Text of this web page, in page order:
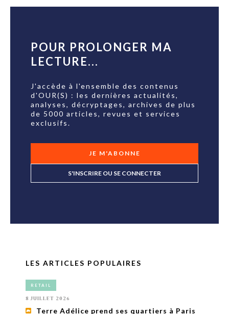
POUR PROLONGER MA
LECTURE...
J'accède à l'ensemble des contenus
d'OUR(S) : les dernières actualités,
analyses, décryptages, archives de plus
de 5000 articles, revues et services
exclusifs.
JE M'ABONNE
S'INSCRIRE OU SE CONNECTER
LES ARTICLES POPULAIRES
RETAIL
8 JUILLET 2026
Terre Adélice prend ses quartiers à Paris